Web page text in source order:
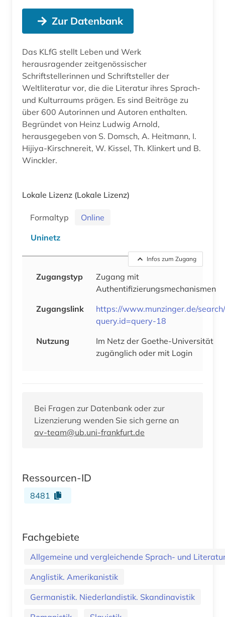
Zur Datenbank
Das KLfG stellt Leben und Werk
herausragender zeitgenössischer
Schriftstellerinnen und Schriftsteller der
Weltliteratur vor, die die Literatur ihres Sprach-
und Kulturraums prägen. Es sind Beiträge zu
über 600 Autorinnen und Autoren enthalten.
Begründet von Heinz Ludwig Arnold,
herausgegeben von S. Domsch, A. Heitmann, I.
Hijiya-Kirschnereit, W. Kissel, Th. Klinkert und B.
Winckler.
Lokale Lizenz (Lokale Lizenz)
Formaltyp
Online
Uninetz
Infos zum Zugang
Zugangstyp
Zugang mit
Authentifizierungsmechanismen
Zugangslink
https://www.munzinger.de/
query.id=query-18
Nutzung
Im Netz der Goethe-Universität
zugänglich oder mit Login
Bei Fragen zur Datenbank oder zur
Lizenzierung wenden Sie sich gerne an
av-team@ub.uni-frankfurt.de
Ressourcen-ID
8481
Fachgebiete
Allgemeine und vergleichende Sprach- und
Anglistik. Amerikanistik
Germanistik. Niederlandistik. Skandinavistik